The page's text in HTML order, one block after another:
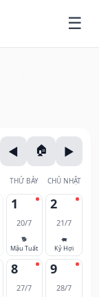
THỨ BẢY CHỦ NHẬT
1
20/7
🐕
Mậu Tuất
2
21/7
🐖
Kỷ Hợi
8
27/7
9
28/7